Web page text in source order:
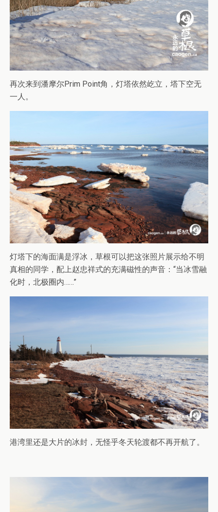
再次来到潘摩尔Prim Point角，灯塔依然屹立，塔下空无
一人。
灯塔下的海面满是浮冰，草根可以把这张照片展示给不明
真相的同学，配上赵忠祥式的充满磁性的声音：“当冰雪融
化时，北极圈内……”
港湾里还是大片的冰封，无怪乎冬天轮渡都不再开航了。